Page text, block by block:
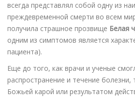
всегда представлял собой одну из
преждевременной смерти во всем
получила страшное прозвище Белая
одним из симптомов является
пациента).
Еще до того, как врачи и ученые
распространение и течение болезни,
Божьей карой или результатом